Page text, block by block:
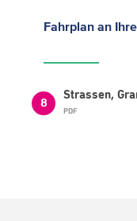
Fahrplan an
8
Strassen,
PDF